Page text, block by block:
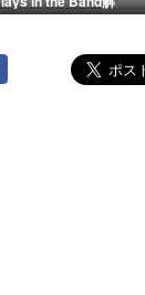
説！日常で使える重要